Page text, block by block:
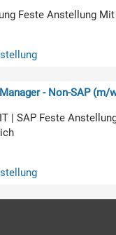
Feste Anstellung
- Non-SAP (m/
| SAP Feste